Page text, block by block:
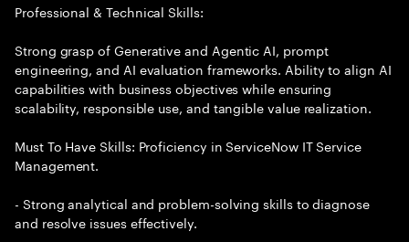
Professional & Technical Skills:
Strong grasp of Generative and Agentic AI, prompt
engineering, and AI evaluation frameworks. Ability to align AI
capabilities with business objectives while ensuring
scalability, responsible use, and tangible value realization.
Must To Have Skills: Proficiency in ServiceNow IT Service
Management.
- Strong analytical and problem-solving skills to diagnose
and resolve issues effectively.